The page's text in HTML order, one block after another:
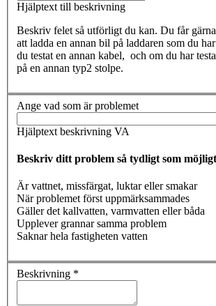
Hjälptext till beskrivning
Beskriv felet så utförligt du kan. Du får
att ladda en annan bil på laddaren som du
du testat en annan kabel, och om du har
på en annan typ2 stolpe.
Ange vad som är problemet
Hjälptext beskrivning VA
Beskriv ditt problem så tydligt som
Är vattnet, missfärgat, luktar eller smakar
När problemet först uppmärksammades
Gäller det kallvatten, varmvatten eller båda
Upplever grannar samma problem
Saknar hela fastigheten vatten
Beskrivning *